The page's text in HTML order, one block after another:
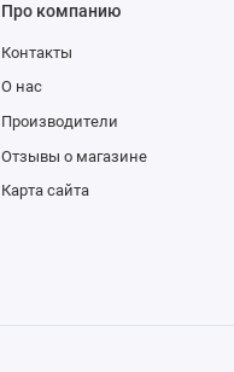
Про компанию
Контакты
О нас
Производители
Отзывы о магазине
Карта сайта